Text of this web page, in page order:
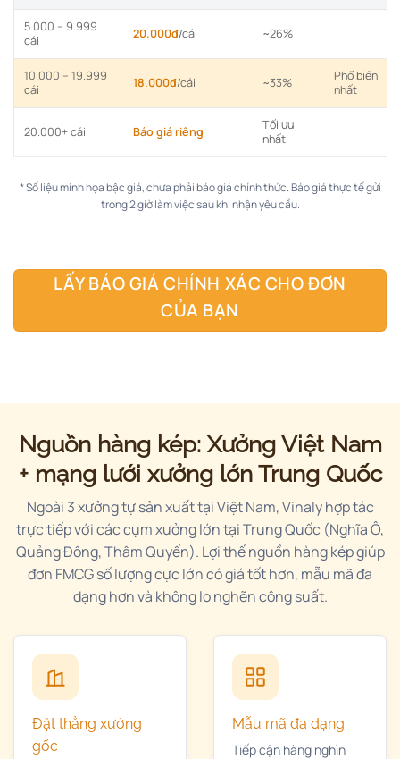
5.000 – 9.999
cái
20.000đ/cái ~26%
10.000 – 19.999
cái
18.000đ/cái ~33%
Phổ biến
nhất
20.000+ cái Báo giá riêng
Tối ưu
nhất
* Số liệu minh họa bậc giá, chưa phải báo giá chính thức. Báo giá thực tế gửi
trong 2 giờ làm việc sau khi nhận yêu cầu.
LẤY BÁO GIÁ CHÍNH XÁC CHO ĐƠN
CỦA BẠN
Nguồn hàng kép: Xưởng Việt Nam
+ mạng lưới xưởng lớn Trung Quốc
Ngoài 3 xưởng tự sản xuất tại Việt Nam, Vinaly hợp tác
trực tiếp với các cụm xưởng lớn tại Trung Quốc (Nghĩa Ô,
Quảng Đông, Thâm Quyến). Lợi thế nguồn hàng kép giúp
đơn FMCG số lượng cực lớn có giá tốt hơn, mẫu mã đa
dạng hơn và không lo nghẽn công suất.
Đặt thẳng xưởng
gốc
Mẫu mã đa dạng
Tiếp cận hàng nghìn